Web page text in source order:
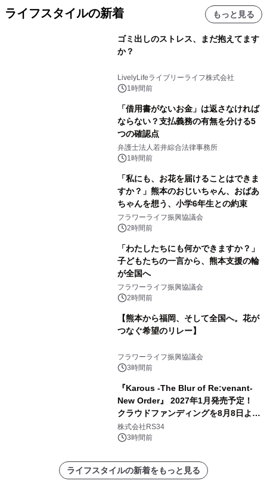
ライフスタイルの新着 もっと見る
ゴミ出しのストレス、まだ抱えてます
か？
LivelyLifeライブリーライフ株式会社
1時間前
「借用書がないお金」は返さなければ
ならない？支払義務の有無を分ける5
つの確認点
弁護士法人若井綜合法律事務所
1時間前
「私にも、お花を届けることはできま
すか？」熊本のおじいちゃん、おばあ
ちゃんを想う、小学6年生との約束
フラワーライフ振興協議会
2時間前
「わたしたちにも何かできますか？」
子どもたちの一言から、熊本支援の輪
が全国へ
フラワーライフ振興協議会
2時間前
【熊本から福岡、そして全国へ。花が
つなぐ希望のリレー】
フラワーライフ振興協議会
3時間前
『Karous -The Blur of Re:venant-
New Order』 2027年1月発売予定！
クラウドファンディングを8月8日より
開始
株式会社RS34
3時間前
ライフスタイルの新着をもっと見る